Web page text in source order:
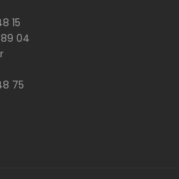
15
04
75